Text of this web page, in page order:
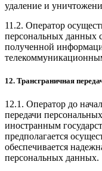
удаление и
11.2. Оператор
персональных данных
полученной
12. Трансграничная
12.1. Оператор до
передачи
иностранным
предполагается
обеспечивается
персональных данных.